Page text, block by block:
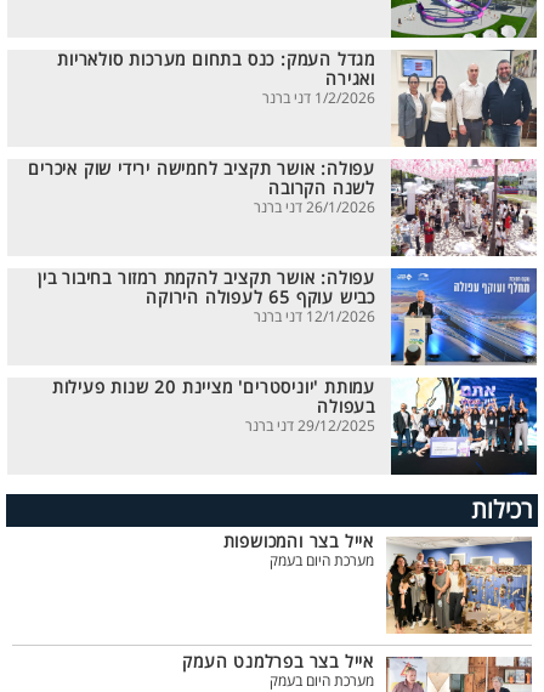
מגדל העמק: כנס בתחום מערכות סולאריות
ואגירה
1/2/2026 דני ברנר
עפולה: אושר תקציב לחמישה ירידי שוק איכרים
לשנה הקרובה
26/1/2026 דני ברנר
עפולה: אושר תקציב להקמת רמזור בחיבור בין
כביש עוקף 65 לעפולה הירוקה
12/1/2026 דני ברנר
עמותת 'יוניסטרים' מציינת 20 שנות פעילות
בעפולה
29/12/2025 דני ברנר
רכילות
אייל בצר והמכושפות
מערכת היום בעמק
אייל בצר בפרלמנט העמק
מערכת היום בעמק